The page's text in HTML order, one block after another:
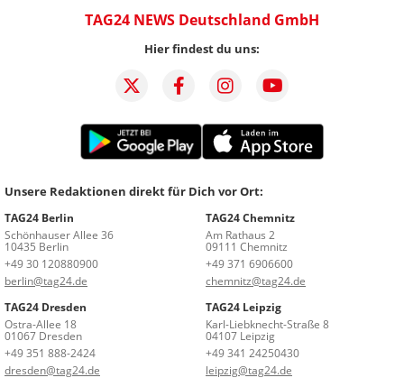
TAG24 NEWS Deutschland GmbH
Hier findest du uns:
Unsere Redaktionen direkt für Dich vor Ort:
TAG24 Berlin
Schönhauser Allee 36
10435 Berlin
+49 30 120880900
berlin@tag24.de
TAG24 Chemnitz
Am Rathaus 2
09111 Chemnitz
+49 371 6906600
chemnitz@tag24.de
TAG24 Dresden
Ostra-Allee 18
01067 Dresden
+49 351 888-2424
dresden@tag24.de
TAG24 Leipzig
Karl-Liebknecht-Straße 8
04107 Leipzig
+49 341 24250430
leipzig@tag24.de